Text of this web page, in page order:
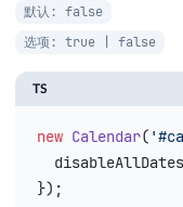
默认: false
选项: true | false
TS
new Calendar(
  disableAllDates
});